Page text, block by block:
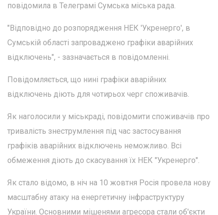
повідомила в Телеграмі Сумська міська рада.
"Відповідно до розпорядження НЕК 'Укренерго', в
Сумській області запроваджено графіки аварійних
відключень", - зазначається в повідомленні.
Повідомляється, що нині графіки аварійних
відключень діють для чотирьох черг споживачів.
Як наголосили у міськраді, повідомити споживачів про
тривалість знеструмлення під час застосування
графіків аварійних відключень неможливо. Всі
обмеження діють до скасування їх НЕК "Укренерго".
Як стало відомо, в ніч на 10 жовтня Росія провела нову
масштабну атаку на енергетичну інфраструктуру
України. Основними мішенями агресора стали об'єкти